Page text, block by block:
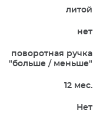
литой
нет
поворотная ручка
"больше / меньше"
12 мес.
Нет